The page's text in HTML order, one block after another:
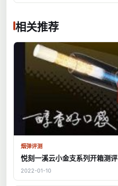
相关推荐
烟弹评测
悦刻一溪云小金支系列开箱测评
2022-01-10